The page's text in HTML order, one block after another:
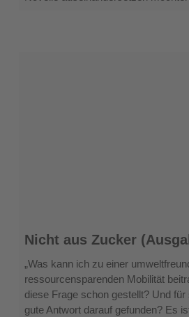
Nicht
aus
Zucker
(Ausgabe
5.2023)
Nicht aus Zucker
„Was kann ich zu einer
ressourcensparenden Mobilität
diese Frage schon gestellt? Und
gute Antwort darauf gefunden? Es